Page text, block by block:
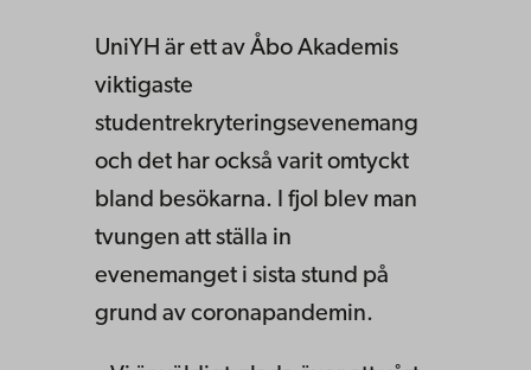
UniYH är ett av Åbo Akademis
viktigaste
studentrekryteringsevenemang
och det har också varit omtyckt
bland besökarna. I fjol blev man
tvungen att ställa in
evenemanget i sista stund på
grund av coronapandemin.